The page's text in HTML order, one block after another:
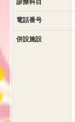
診療科目
電話番号
併設施設